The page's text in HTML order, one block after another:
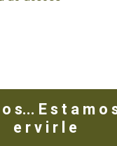
o s... E s t a m
e r v i r l e